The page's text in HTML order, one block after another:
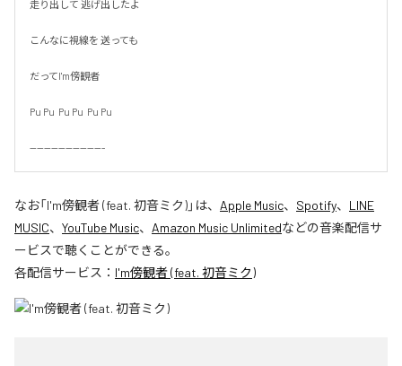
走り出して 逃げ出したよ
こんなに視線を 送っても
だってI'm傍観者
Pu Pu  Pu Pu  Pu Pu
---------------------
なお「I'm傍観者 (feat. 初音ミク)」は、 Apple Music、 Spotify、 LINE
MUSIC、 YouTube Music、 Amazon Music Unlimitedなどの音楽配信サ
ービスで聴くことができる。
各配信サービス： I'm傍観者 (feat. 初音ミク)